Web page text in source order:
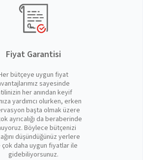
Fiyat Garantisi
bütçeye uygun fiyat
sayesinde
her anından keyif
yardımcı olurken, erken
başta olmak üzere
ayrıcalığı da beraberinde
Böylece bütçenizi
düşündüğünüz yerlere
daha uygun fiyatlar ile
gidebiliyorsunuz.